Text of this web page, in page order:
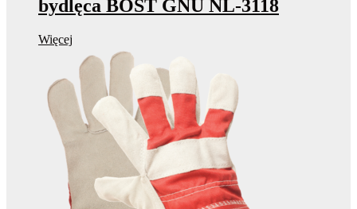
bydlęca BOST GNU NL-3118
Więcej